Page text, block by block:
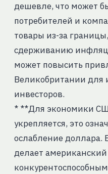
дешевле, что может
потребителей и
товары из-за
сдерживанию
может повысить
Великобритании для
инвесторов.
* **Для экономики
укрепляется, это
ослабление доллара.
делает американский